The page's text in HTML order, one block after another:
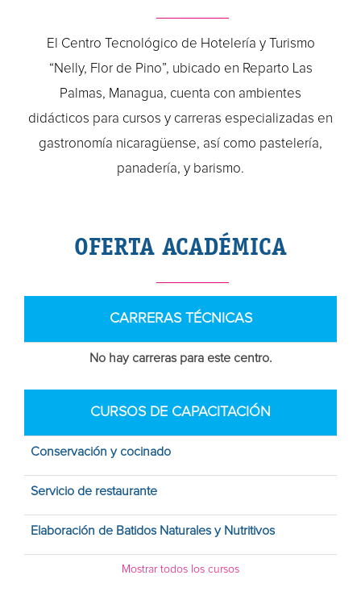
El Centro Tecnológico de Hotelería y Turismo
“Nelly, Flor de Pino”, ubicado en Reparto Las
Palmas, Managua, cuenta con ambientes
didácticos para cursos y carreras especializadas en
gastronomía nicaragüense, así como pastelería,
panadería, y barismo.
OFERTA ACADÉMICA
CARRERAS TÉCNICAS
No hay carreras para este centro.
CURSOS DE CAPACITACIÓN
Conservación y cocinado
Servicio de restaurante
Elaboración de Batidos Naturales y Nutritivos
Mostrar todos los cursos